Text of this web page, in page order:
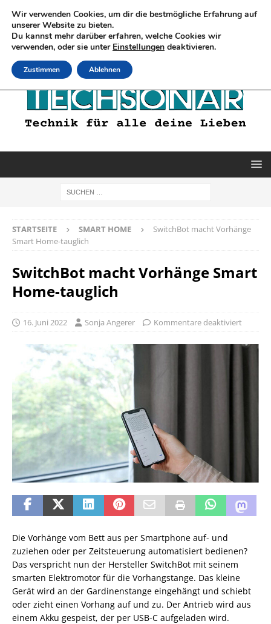
STARTSEITE SMART HOME
SwitchBot macht Vorhänge
Smart Home-tauglich
SwitchBot macht Vorhänge Smart
Home-tauglich
16. Juni 2022 Sonja Angerer Kommentare deaktiviert
Die Vorhänge vom Bett aus per Smartphone auf- und
zuziehen oder per Zeitsteuerung automatisiert bedienen?
Das verspricht nun der Hersteller SwitchBot mit seinem
smarten Elektromotor für die Vorhangstange. Das kleine
Gerät wird an der Gardinenstange eingehängt und schiebt
oder zieht einen Vorhang auf und zu. Der Antrieb wird aus
einem Akku gespeist, der per USB-C aufgeladen wird.
Wir verwenden Cookies, um dir die bestmögliche Erfahrung auf
unserer Website zu bieten.
Du kannst mehr darüber erfahren, welche Cookies wir
verwenden, oder sie unter Einstellungen deaktivieren.
Zustimmen Ablehnen